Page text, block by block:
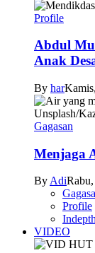
Profile
Abdul
Anak
By har
Gagasan
Menjaga
ByAdi
Profile
VIDEO